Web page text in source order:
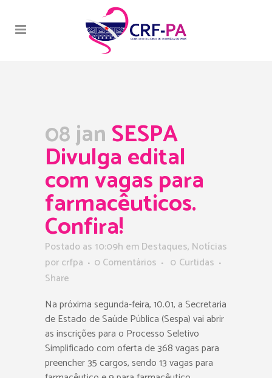
08 janSESPA
Divulga edital
com vagas para
farmacêuticos.
Confira!
Postado as 10:09h emDestaques, Notícias
porcrfpa 0 Comentários 0 Curtidas
Share
Na próxima segunda-feira, 10.01, a Secretaria
de Estado de Saúde Pública (Sespa) vai abrir
as inscrições para o Processo Seletivo
Simplificado com oferta de 368 vagas para
preencher 35 cargos, sendo 13 vagas para